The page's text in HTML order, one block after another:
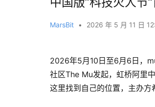
MarsBit • 2026 年 5 月 11 日
2026年5月10日至6月6日，
社区The Mu发起，虹桥阿里
这里找到自己的位置，主办方